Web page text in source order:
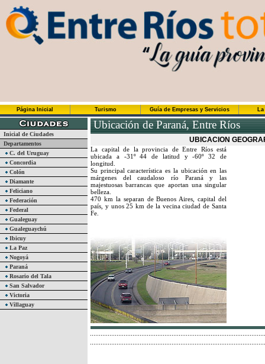
Página Inicial Turismo Guía de Empresas y Servicios
Inicial de Ciudades
Departamentos
C. del Uruguay
Concordia
Colón
Diamante
Feliciano
Federación
Federal
Gualeguay
Gualeguaychú
Ibicuy
La Paz
Nogoyá
Paraná
Rosario del Tala
San Salvador
Victoria
Villaguay
Ubicación de Paraná, Entre Ríos
UBICACION
La capital de la provincia de Entre Ríos está
ubicada a -31º 44 de latitud y -60º 32 de
longitud.
Su principal característica es la ubicación en las
márgenes del caudaloso río Paraná y las
majestuosas barrancas que aportan una singular
belleza.
470 km la separan de Buenos Aires, capital del
país, y unos 25 km de la vecina ciudad de Santa
Fe.